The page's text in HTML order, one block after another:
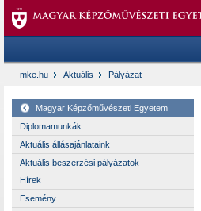
mke.hu Aktuális Pályázat
Magyar Képzőművészeti Egyetem
Diplomamunkák
Aktuális állásajánlataink
Aktuális beszerzési pályázatok
Hírek
Esemény